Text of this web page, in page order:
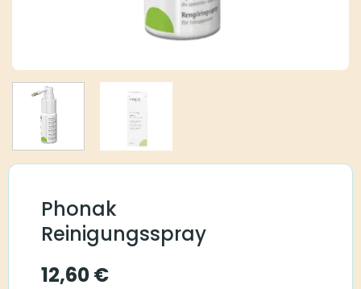
Phonak
Reinigungsspray
12,60€